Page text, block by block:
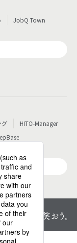
JobQ Town
グ
HITO-Manager